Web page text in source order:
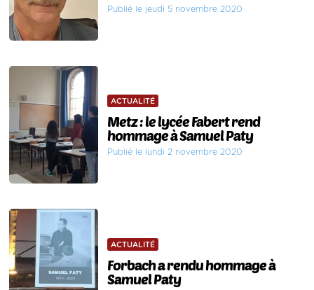
Publié le jeudi 5 novembre 2020
ACTUALITÉ
Metz : le lycée Fabert rend
hommage à Samuel Paty
Publié le lundi 2 novembre 2020
ACTUALITÉ
Forbach a rendu hommage à
Samuel Paty